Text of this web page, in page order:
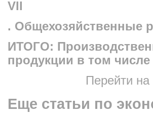
VII
. Общехозяйственные
ИТОГО:
продукции в том числе
Перейти на
Еще статьи по